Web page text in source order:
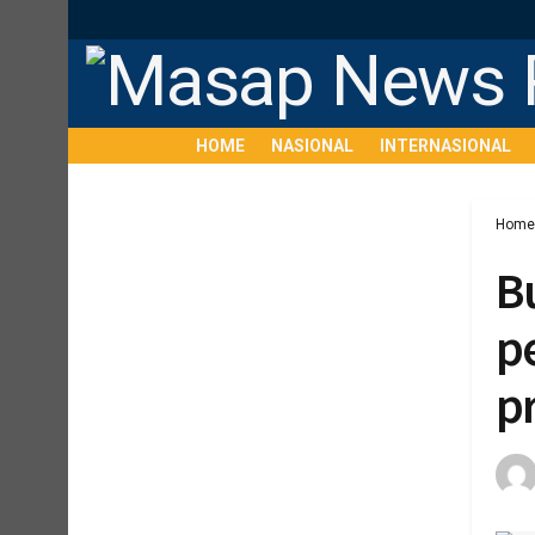
HOME NASIONAL INTERNASIONAL
Home